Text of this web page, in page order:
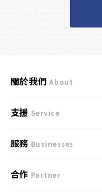
關於我們 About
刊登規範
服務條款
免責聲明
支援 Service
支援中心
聯絡我們
服務 Businesses
什麼是Goo鑑定？
合作 Partner